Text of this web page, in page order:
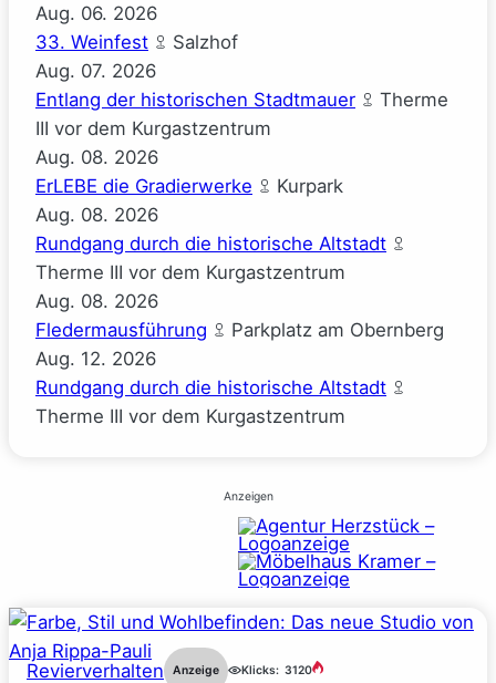
Aug. 06. 2026
33. Weinfest
Salzhof
Aug. 07. 2026
Entlang der historischen Stadtmauer
Therme
III vor dem Kurgastzentrum
Aug. 08. 2026
ErLEBE die Gradierwerke
Kurpark
Aug. 08. 2026
Rundgang durch die historische Altstadt
Therme III vor dem Kurgastzentrum
Aug. 08. 2026
Fledermausführung
Parkplatz am Obernberg
Aug. 12. 2026
Rundgang durch die historische Altstadt
Therme III vor dem Kurgastzentrum
Anzeigen
Revierverhalten Anzeige Klicks: 3120